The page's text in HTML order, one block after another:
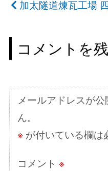
ナ
ビ
ゲ
シ
ョ
ン
加太隧道煉瓦工場
コメントを
メールアドレスが
ん。
※が付いている欄は
コメント ※